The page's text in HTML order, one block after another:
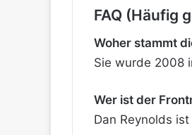
FAQ (Häufig
Woher stammt
Sie wurde 2008
Wer ist der
Dan Reynolds